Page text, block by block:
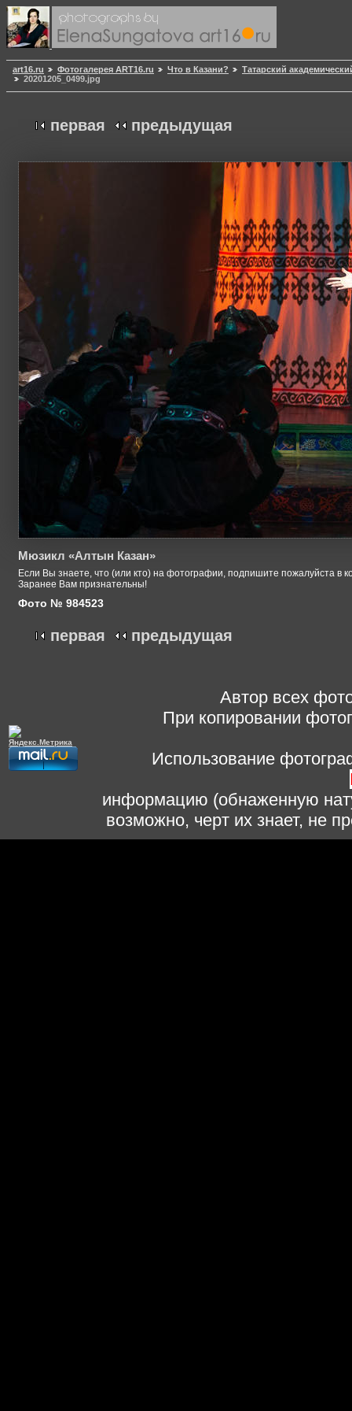
art16.ru Фотогалерея ART16.ru Что в Казани?
Татарский
20201205_0499.jpg
первая предыдущая
Мюзикл «Алтын Казан»
Если Вы знаете, что (или кто) на фотографии, подпишите пожалуйста в
Заранее Вам признательны!
Фото № 984523
первая предыдущая
Автор всех
При копировании
Использование
информацию (обнаженную
возможно, черт их знает, не